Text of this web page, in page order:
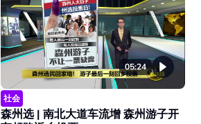
05:24
社会
森州选 | 南北大道车流增 森州游子开